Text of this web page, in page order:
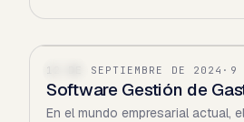
12 DE SEPTIEMBRE DE 2024 · 9
Software Gestión de
En el mundo empresarial actual,